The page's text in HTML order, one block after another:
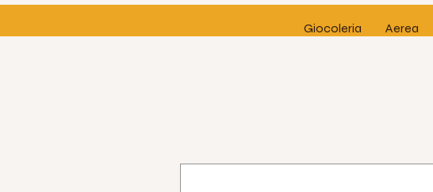
Giocoleria Aerea